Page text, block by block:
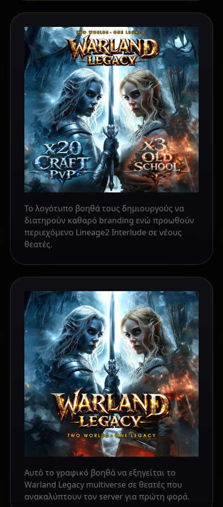
Το λογότυπο βοηθά τους δημιουργούς να
διατηρούν καθαρό branding ενώ προωθούν
περιεχόμενο Lineage2 Interlude σε νέους
θεατές.
Αυτό το γραφικό βοηθά να εξηγείται το
Warland Legacy multiverse σε θεατές που
ανακαλύπτουν τον server για πρώτη φορά.